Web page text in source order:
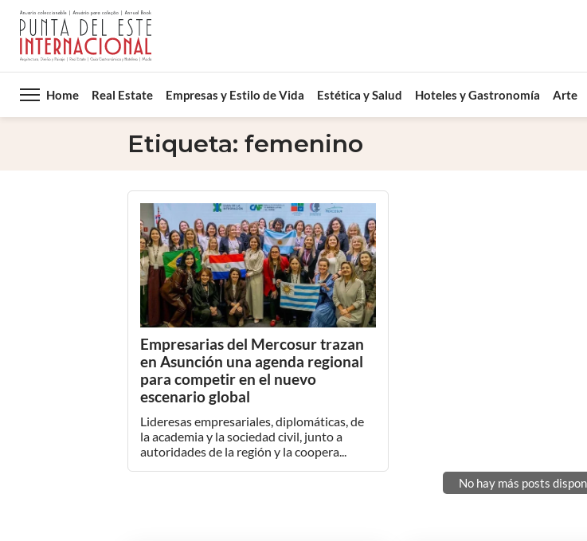
Home Real Estate Empresas y Estilo de Vida Estética y Salud Hoteles y Gastronomía Arte
Etiqueta: femenino
Empresarias del Mercosur trazan
en Asunción una agenda regional
para competir en el nuevo
escenario global
Lideresas empresariales, diplomáticas, de
la academia y la sociedad civil, junto a
autoridades de la región y la coopera...
No hay más posts